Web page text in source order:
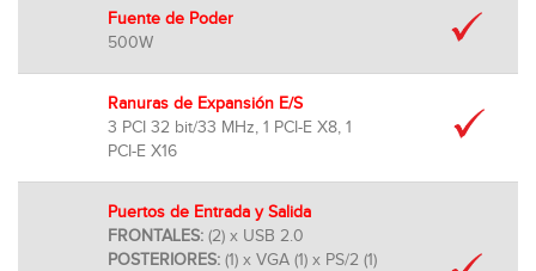
Fuente de Poder
500W
Ranuras de Expansión E/S
3 PCI 32 bit/33 MHz, 1 PCI-E X8, 1
PCI-E X16
Puertos de Entrada y Salida
FRONTALES: (2) x USB 2.0
POSTERIORES: (1) x VGA (1) x PS/2 (1)